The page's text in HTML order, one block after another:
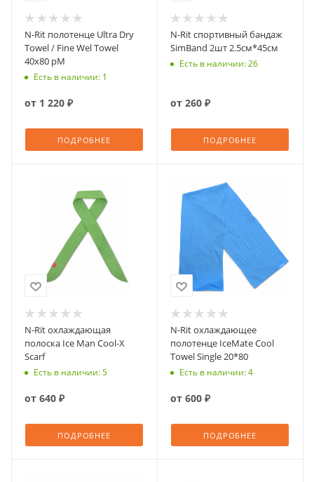
N-Rit полотенце Ultra Dry
Towel / Fine Wel Towel
40х80 рM
Есть в наличии: 1
от 1 220 ₽
ПОДРОБНЕЕ
N-Rit спортивный бандаж
SimBand 2шт 2.5см*45см
Есть в наличии: 26
от 260 ₽
ПОДРОБНЕЕ
N-Rit охлаждающая
полоска Ice Man Cool-X
Scarf
Есть в наличии: 5
от 640 ₽
ПОДРОБНЕЕ
N-Rit охлаждающее
полотенце IceMate Cool
Towel Single 20*80
Есть в наличии: 4
от 600 ₽
ПОДРОБНЕЕ